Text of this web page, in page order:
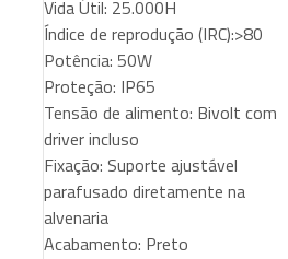
Vida Útil: 25.000H
Índice de reprodução (IRC):>80
Potência: 50W
Proteção: IP65
Tensão de alimento: Bivolt com
driver incluso
Fixação: Suporte ajustável
parafusado diretamente na
alvenaria
Acabamento: Preto